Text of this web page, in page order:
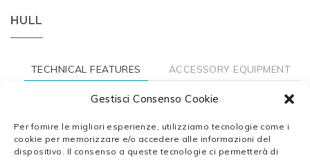
Gestisci Consenso Cookie
Per fornire le migliori esperienze, utilizziamo tecnologie come i
cookie per memorizzare e/o accedere alle informazioni del
dispositivo. Il consenso a queste tecnologie ci permetterà di
HULL
TECHNICAL FEATURES ACCESSORY EQUIPMENT
Total length: 7,50 mt